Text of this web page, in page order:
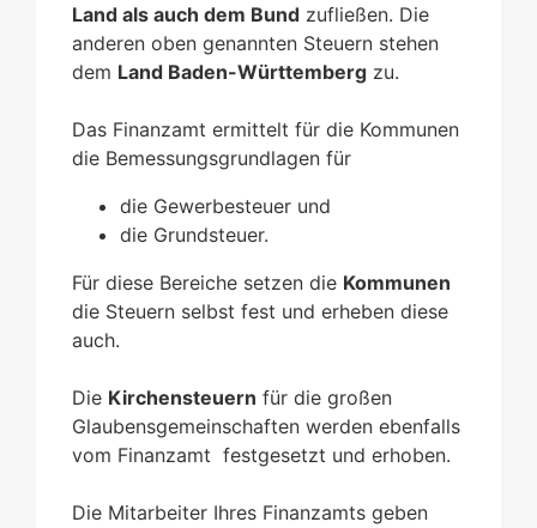
Land als auch dem Bund zufließen. Die
anderen oben genannten Steuern stehen
dem Land Baden-Württemberg zu.
Das Finanzamt ermittelt für die Kommunen
die Bemessungsgrundlagen für
die Gewerbesteuer und
die Grundsteuer.
Für diese Bereiche setzen die Kommunen
die Steuern selbst fest und erheben diese
auch.
Die Kirchensteuern für die großen
Glaubensgemeinschaften werden ebenfalls
vom Finanzamt festgesetzt und erhoben.
Die Mitarbeiter Ihres Finanzamts geben